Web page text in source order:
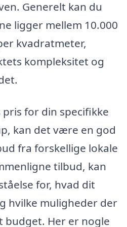
Generelt kan du
ligger mellem 10.000
kvadratmeter,
kompleksitet og
for din specifikke
kan det være en god
fra forskellige lokale
tilbud, kan
for, hvad dit
hvilke muligheder der
budget. Her er nogle